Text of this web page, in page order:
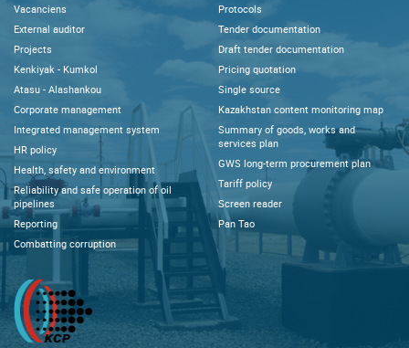
Vacanciens
External auditor
Projects
Kenkiyak - Kumkol
Atasu - Alashankou
Corporate management
Integrated management system
HR policy
Health, safety and environment
Reliability and safe operation of oil
pipelines
Reporting
Combatting corruption
Protocols
Tender documentation
Draft tender documentation
Pricing quotation
Single source
Kazakhstan content monitoring map
Summary of goods, works and
services plan
GWS long-term procurement plan
Tariff policy
Screen reader
Pan Tao